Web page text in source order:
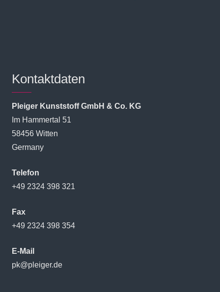
Kontaktdaten
Pleiger Kunststoff GmbH & Co. KG
Im Hammertal 51
58456 Witten
Germany
Telefon
+49 2324 398 321
Fax
+49 2324 398 354
E-Mail
pk@pleiger.de